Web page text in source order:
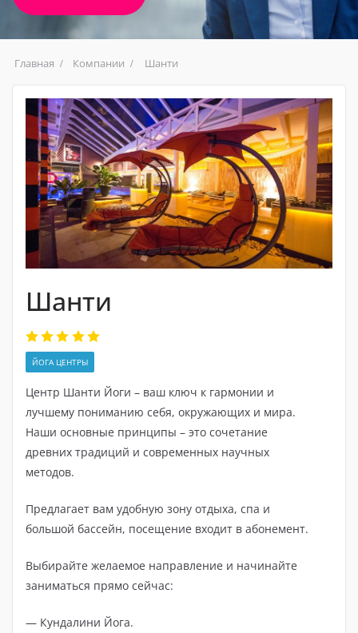
Главная Компании Шанти
Шанти
ЙОГА ЦЕНТРЫ
Центр Шанти Йоги – ваш ключ к гармонии и
лучшему пониманию себя, окружающих и мира.
Наши основные принципы – это сочетание
древних традиций и современных научных
методов.
Предлагает вам удобную зону отдыха, спа и
большой бассейн, посещение входит в абонемент.
Выбирайте желаемое направление и начинайте
заниматься прямо сейчас:
— Кундалини Йога.